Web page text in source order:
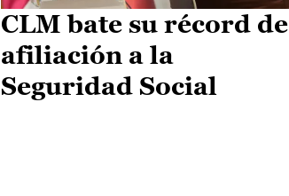
CLM bate su récord de
afiliación a la
Seguridad Social